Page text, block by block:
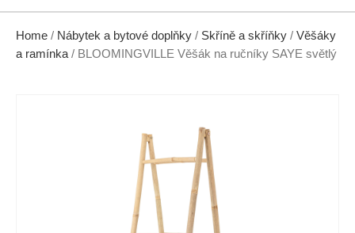
Home / Nábytek a bytové doplňky / Skříně a skříňky / Věšáky
a ramínka / BLOOMINGVILLE Věšák na ručníky SAYE světlý